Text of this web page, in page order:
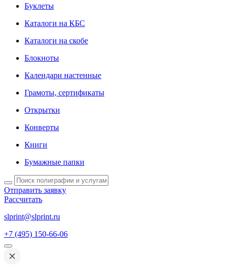
Буклеты
Каталоги на КБС
Каталоги на скобе
Блокноты
Календари настенные
Грамоты, сертификаты
Открытки
Конверты
Книги
Бумажные папки
Отправить заявку
Рассчитать
slprint@slprint.ru
+7 (495) 150-66-06